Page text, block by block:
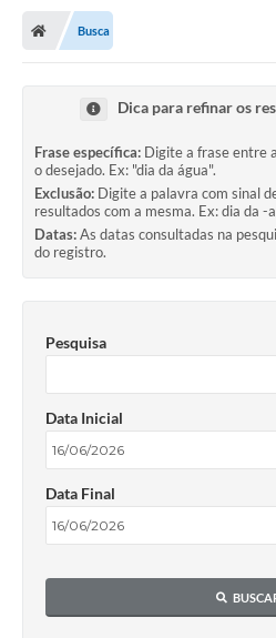
Busca
Dica para refinar os
Frase específica: Digite a frase entre
o desejado. Ex: "dia da água".
Exclusão: Digite a palavra com sinal
resultados com a mesma. Ex: dia da -
Datas:As datas consultadas na
do registro.
Pesquisa
Data Inicial
Data Final